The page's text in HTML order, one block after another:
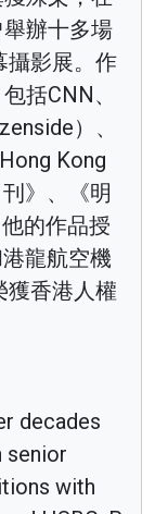
辦十多場
攝影展。作
括CNN、
）、
Kong
》、《明
的作品授
龍航空機
獲香港人權
decades
senior
with